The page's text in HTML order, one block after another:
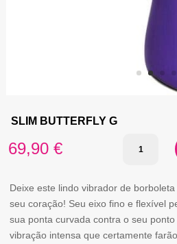
SLIM BUTTERFLY G
69,90 €
SLIM
G
Deixe este lindo vibrador de
seu coração! Seu eixo fino e flexível
sua ponta curvada contra o seu
vibração intensa que certamente